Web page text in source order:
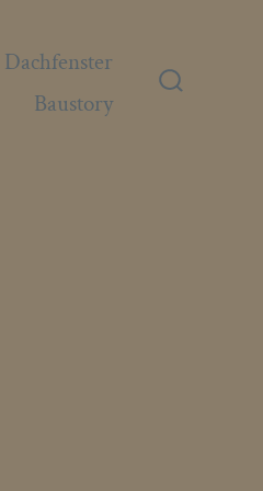
Dachfenster
Baustory